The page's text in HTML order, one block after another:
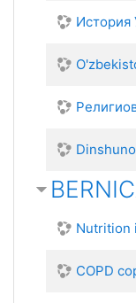
История
Nutrition
COPD